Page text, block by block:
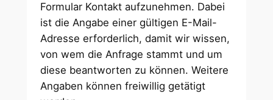
Formular Kontakt aufzunehmen. Dabei
ist die Angabe einer gültigen E-Mail-
Adresse erforderlich, damit wir wissen,
von wem die Anfrage stammt und um
diese beantworten zu können. Weitere
Angaben können freiwillig getätigt